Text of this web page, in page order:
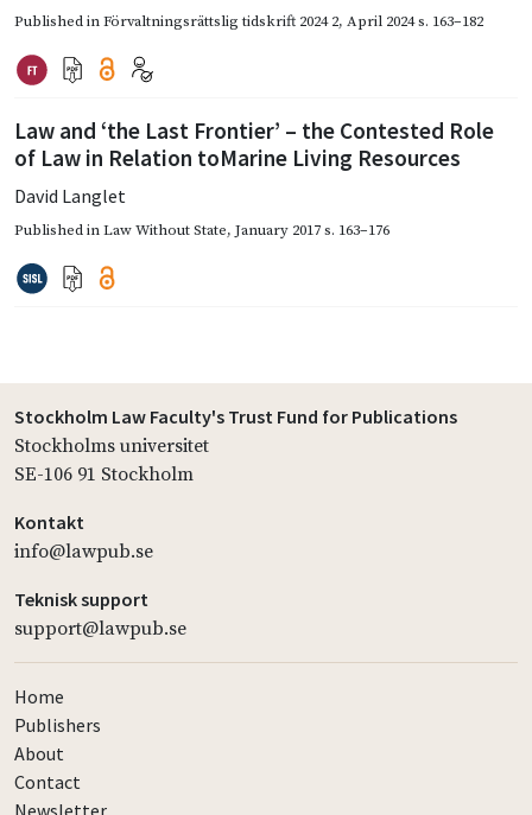
Published inFörvaltningsrättslig tidskrift 2024 2, April 2024s. 163–182
Law and ‘the Last Frontier’ – the Contested Role
of Law in Relation toMarine Living Resources
David Langlet
Published inLaw Without State, January 2017s. 163–176
Stockholm Law Faculty's Trust Fund for Publications
Stockholms universitet
SE-106 91 Stockholm
Kontakt
info@lawpub.se
Teknisk support
support@lawpub.se
Home
Publishers
About
Contact
Newsletter